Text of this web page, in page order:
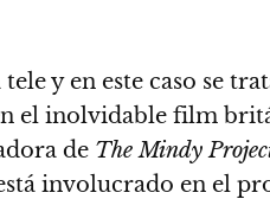
y en este caso se
el inolvidable film
de The Mindy
involucrado en el